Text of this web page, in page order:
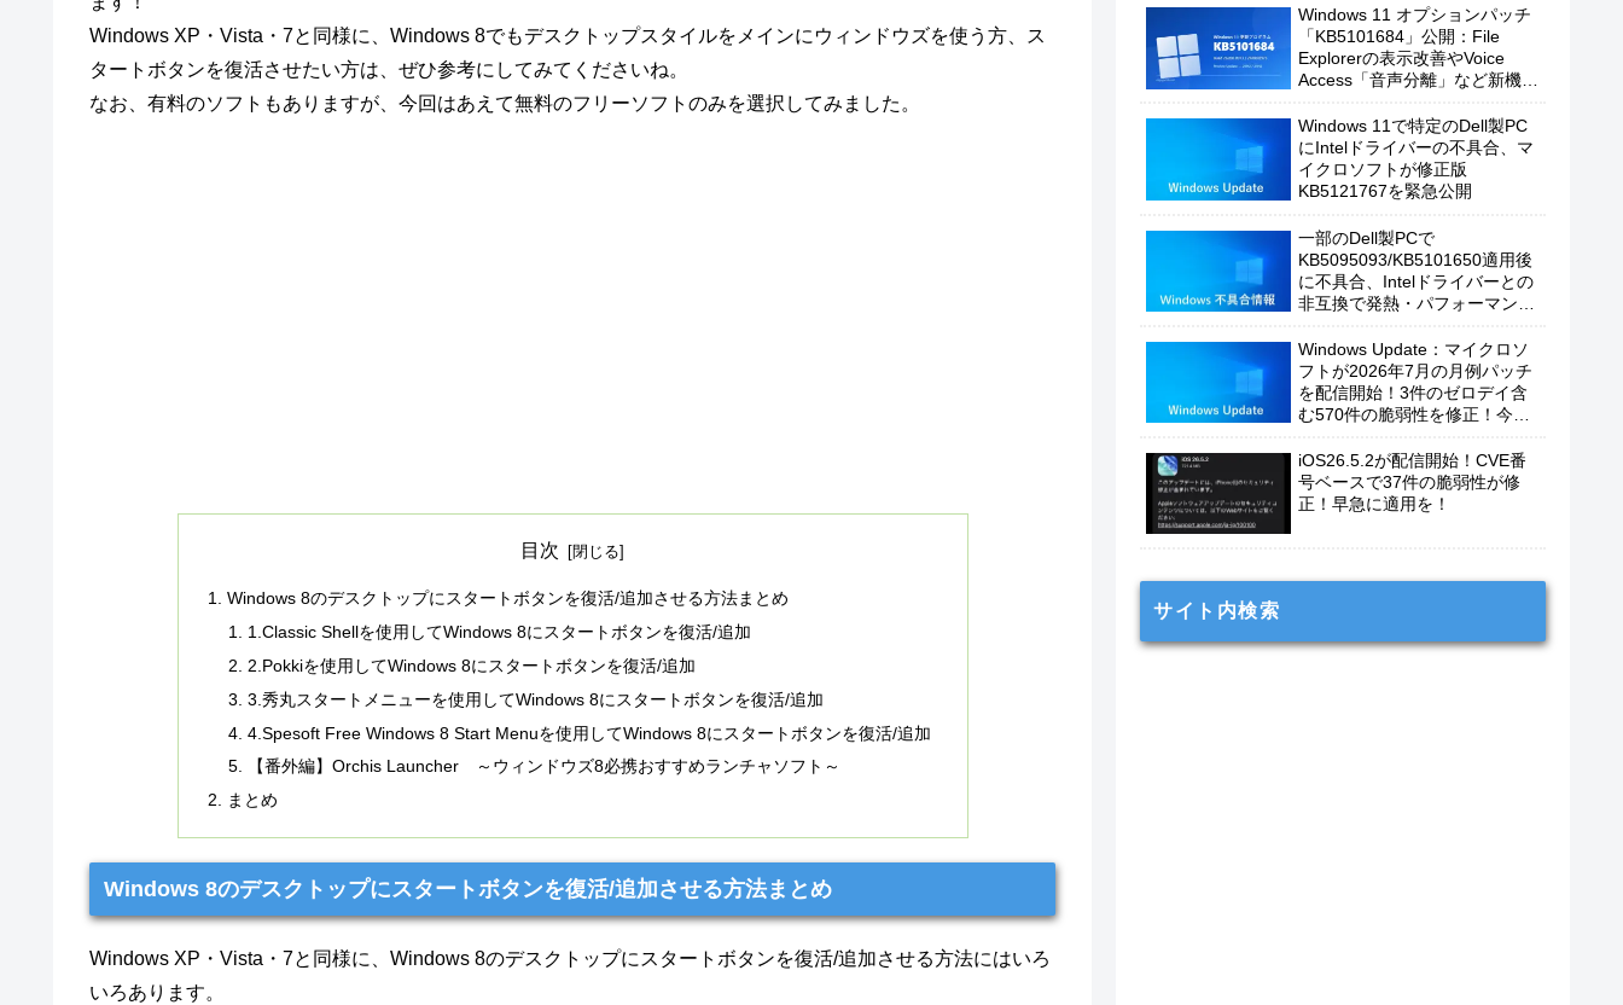
Windows XP・Vista・7と同様に、Windows 8でもデスクトップスタイルをメインにウィンドウズを使う方、ス
タートボタンを復活させたい方は、ぜひ参考にしてみてくださいね。
なお、有料のソフトもありますが、今回はあえて無料のフリーソフトのみを選択してみました。
目次
Windows 8のデスクトップにスタートボタンを復活/追加させる方法まとめ
1.Classic Shellを使用してWindows 8にスタートボタンを復活/追加
2.Pokkiを使用してWindows 8にスタートボタンを復活/追加
3.秀丸スタートメニューを使用してWindows 8にスタートボタンを復活/追加
4.Spesoft Free Windows 8 Start Menuを使用してWindows 8にスタートボタンを復活/追加
【番外編】Orchis Launcher ～ウィンドウズ8必携おすすめランチャソフト～
まとめ
Windows 8のデスクトップにスタートボタンを復活/追加させる方法まとめ
Windows XP・Vista・7と同様に、Windows 8のデスクトップにスタートボタンを復活/追加させる方法にはいろ
いろあります。
Windows 11 オプションパッチ
「KB5101684」公開：File
Explorerの表示改善やVoice
Access「音声分離」など新機能
Windows 11で特定のDell製PC
にIntelドライバーの不具合、マ
イクロソフトが修正版
KB5121767を緊急公開
一部のDell製PCで
KB5095093/KB5101650適用後
に不具合、Intelドライバーとの
非互換で発熱・パフォーマンス
Windows Update：マイクロソ
フトが2026年7月の月例パッチ
を配信開始！3件のゼロデイ含
む570件の脆弱性を修正！今す
iOS26.5.2が配信開始！CVE番
号ベースで37件の脆弱性が修
正！早急に適用を！
サイト内検索